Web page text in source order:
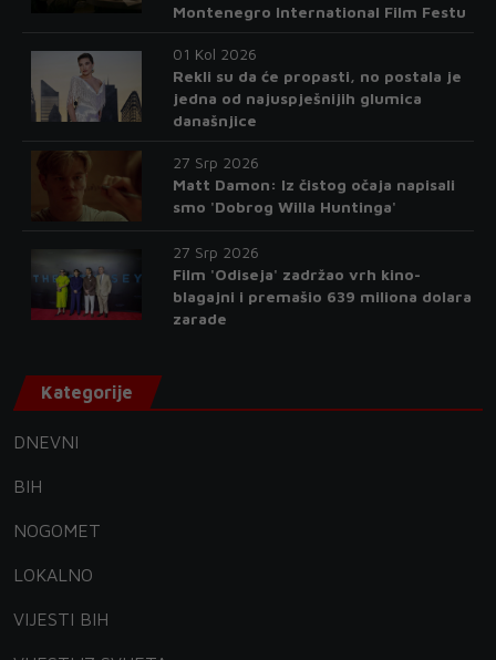
Montenegro International Film Festu
01 Kol 2026
Rekli su da će propasti, no postala je
jedna od najuspješnijih glumica
današnjice
27 Srp 2026
Matt Damon: Iz čistog očaja napisali
smo 'Dobrog Willa Huntinga'
27 Srp 2026
Film 'Odiseja' zadržao vrh kino-
blagajni i premašio 639 miliona dolara
zarade
Kategorije
DNEVNI
BIH
NOGOMET
LOKALNO
VIJESTI BIH